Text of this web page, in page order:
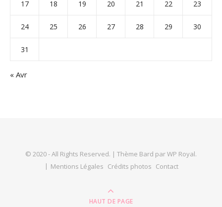
17 18 19 20 21 22 23
24 25 26 27 28 29 30
31
« Avr
© 2020 - All Rights Reserved. | Thème Bard parWP Royal.
Mentions Légales Crédits photos Contact
HAUT DE PAGE